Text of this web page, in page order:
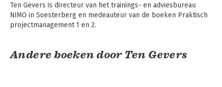
Ten Gevers is directeur van het trainings- en adviesbureau
NIMO in Soesterberg en medeauteur van de boeken Praktisch
projectmanagement 1 en 2.
Andere boeken door Ten Gevers